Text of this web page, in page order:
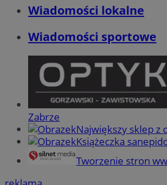
Wiadomości lokalne
Wiadomości sportowe
Zabrze
Największy sklep z
Książeczka
Tworzenie stron